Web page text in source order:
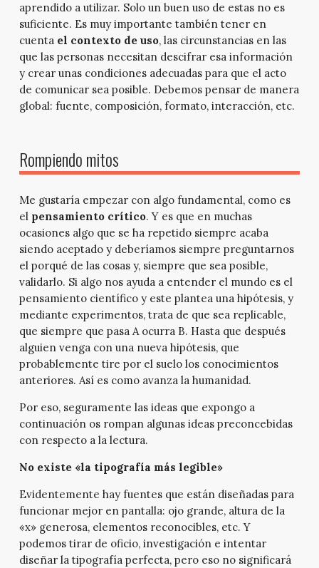
aprendido a utilizar. Solo un buen uso de estas no es
suficiente. Es muy importante también tener en
cuenta el contexto de uso, las circunstancias en las
que las personas necesitan descifrar esa información
y crear unas condiciones adecuadas para que el acto
de comunicar sea posible. Debemos pensar de manera
global: fuente, composición, formato, interacción, etc.
Rompiendo mitos
Me gustaría empezar con algo fundamental, como es
el pensamiento crítico. Y es que en muchas
ocasiones algo que se ha repetido siempre acaba
siendo aceptado y deberíamos siempre preguntarnos
el porqué de las cosas y, siempre que sea posible,
validarlo. Si algo nos ayuda a entender el mundo es el
pensamiento científico y este plantea una hipótesis, y
mediante experimentos, trata de que sea replicable,
que siempre que pasa A ocurra B. Hasta que después
alguien venga con una nueva hipótesis, que
probablemente tire por el suelo los conocimientos
anteriores. Así es como avanza la humanidad.
Por eso, seguramente las ideas que expongo a
continuación os rompan algunas ideas preconcebidas
con respecto a la lectura.
No existe «la tipografía más legible»
Evidentemente hay fuentes que están diseñadas para
funcionar mejor en pantalla: ojo grande, altura de la
«x» generosa, elementos reconocibles, etc. Y
podemos tirar de oficio, investigación e intentar
diseñar la tipografía perfecta, pero eso no significará